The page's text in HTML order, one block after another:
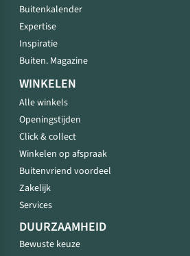
Buitenkalender
Expertise
Inspiratie
Buiten. Magazine
WINKELEN
Alle winkels
Openingstijden
Click & collect
Winkelen op afspraak
Buitenvriend voordeel
Zakelijk
Services
DUURZAAMHEID
Bewuste keuze